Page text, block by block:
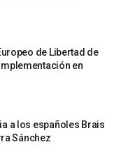
de Libertad de
en
a los españoles Brais
Sánchez